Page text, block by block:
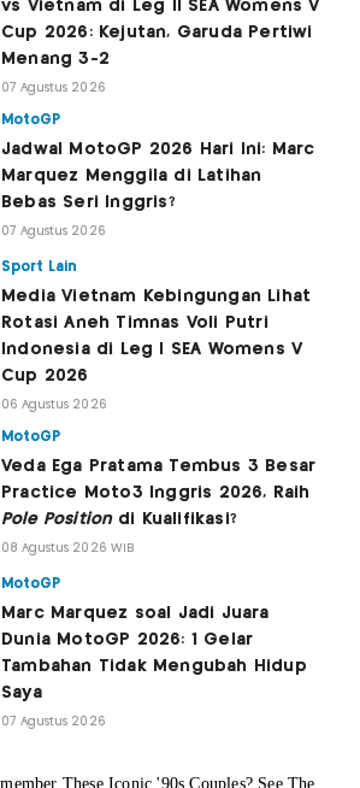
vs Vietnam di Leg II SEA Womens V
Cup 2026: Kejutan, Garuda Pertiwi
Menang 3-2
07 Agustus 2026
MotoGP
Jadwal MotoGP 2026 Hari Ini: Marc
Marquez Menggila di Latihan
Bebas Seri Inggris?
07 Agustus 2026
Sport Lain
Media Vietnam Kebingungan Lihat
Rotasi Aneh Timnas Voli Putri
Indonesia di Leg I SEA Womens V
Cup 2026
06 Agustus 2026
MotoGP
Veda Ega Pratama Tembus 3 Besar
Practice Moto3 Inggris 2026, Raih
Pole Positiondi Kualifikasi?
08 Agustus 2026 WIB
MotoGP
Marc Marquez soal Jadi Juara
Dunia MotoGP 2026: 1 Gelar
Tambahan Tidak Mengubah Hidup
Saya
07 Agustus 2026